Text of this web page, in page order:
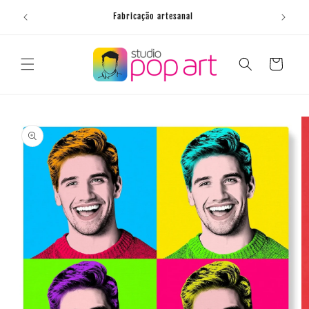
para o
Fabricação artesanal
Carrinho
informação
do produto